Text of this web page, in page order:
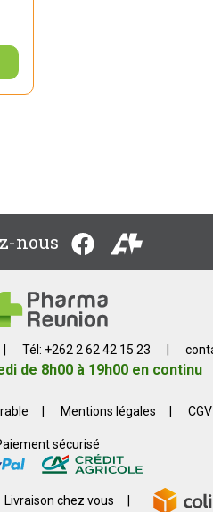
nous
Tél: +262 2 62 42 15 23
de 8h00 à 19h00 en continu
Mentions légales CGV
sécurisé
Livraison chez vous